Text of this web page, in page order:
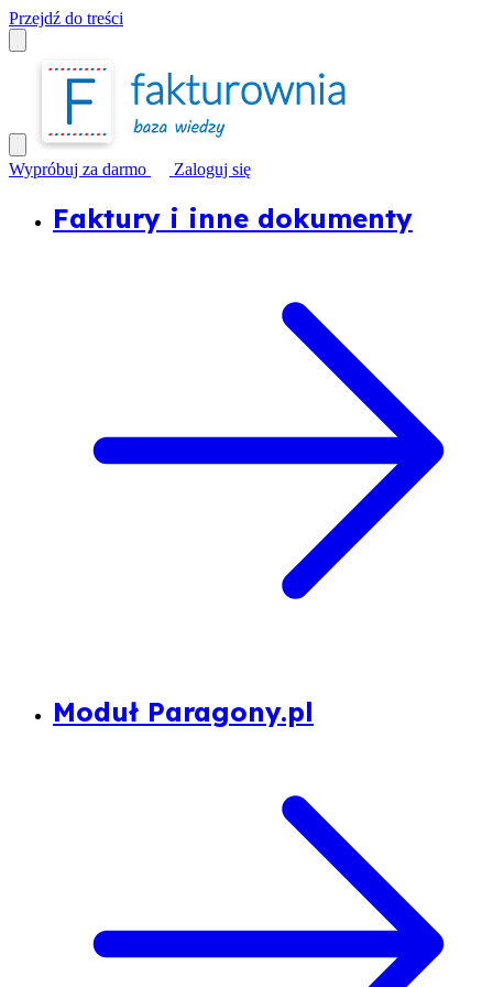
Przejdź do treści
Wypróbuj za darmo Zaloguj się
Faktury i inne dokumenty
Moduł Paragony.pl